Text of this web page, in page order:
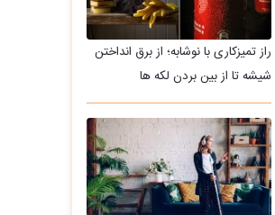
راز تمیزکاری با نوشابه؛ از برق انداختن
شیشه تا از بین بردن لکه ها